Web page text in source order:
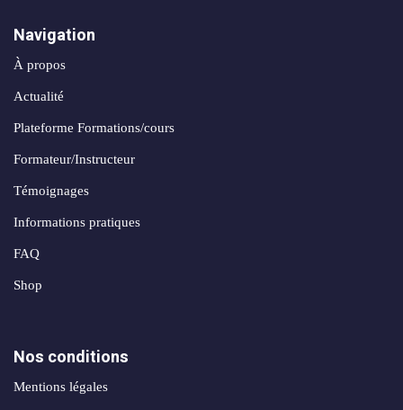
Navigation
À propos
Actualité
Plateforme Formations/cours
Formateur/Instructeur
Témoignages
Informations pratiques
FAQ
Shop
Nos conditions
Mentions légales